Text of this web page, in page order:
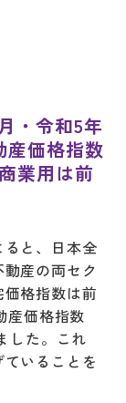
・令和5年
産価格指数
業用は前
と、日本全
産の両セク
格指数は前
産価格指数
した。これ
いることを